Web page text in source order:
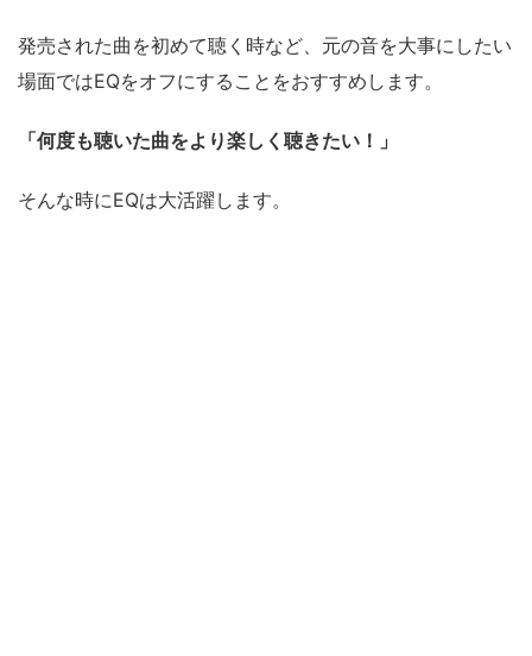
発売された曲を初めて聴く時など、元の音を大事にしたい
場面ではEQをオフにすることをおすすめします。
「何度も聴いた曲をより楽しく聴きたい！」
そんな時にEQは大活躍します。